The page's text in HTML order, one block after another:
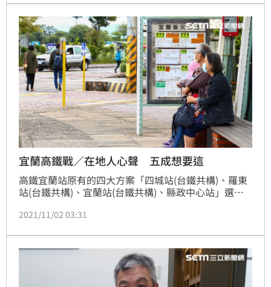
不同意見，造成紛擾。
宜蘭高鐵戰／在地人心聲 五成想要這
高鐵宜蘭站原有的四大方案「四城站(台鐵共構)、羅東
站(台鐵共構)、宜蘭站(台鐵共構)、縣政中心站」選址
側」、「宜蘭車站與縣政中心之間」兩方案的可能性。
在地人心聲，竟發現約5成宜蘭在地人希望蓋在「四城
站」。（記者：陳韋帆）
2021/11/02 03:31